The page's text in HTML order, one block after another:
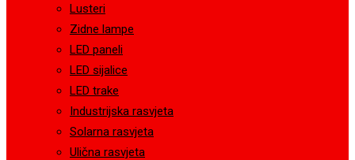
Lusteri
Zidne lampe
LED paneli
LED sijalice
LED trake
Industrijska rasvjeta
Solarna rasvjeta
Ulična rasvjeta